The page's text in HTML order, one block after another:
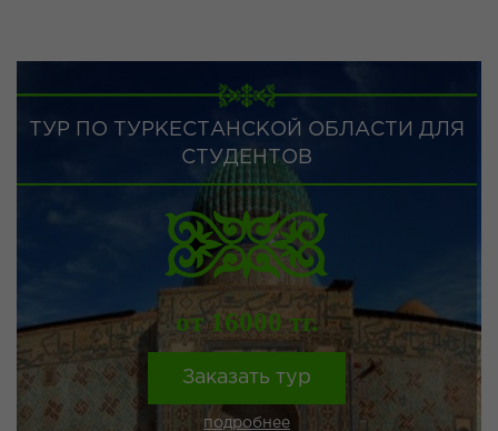
ТУР ПО ТУРКЕСТАНСКОЙ ОБЛАСТИ ДЛЯ
СТУДЕНТОВ
от 16000 тг.
Заказать тур
подробнее